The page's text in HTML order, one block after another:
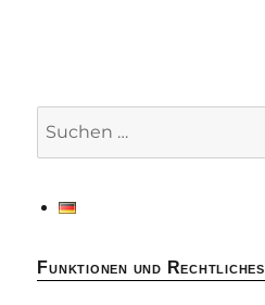
Funktionen und Rechtliches